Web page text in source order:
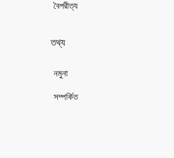
বৈপরীত্য
তথ্য
নমুনা
সম্পর্কিত